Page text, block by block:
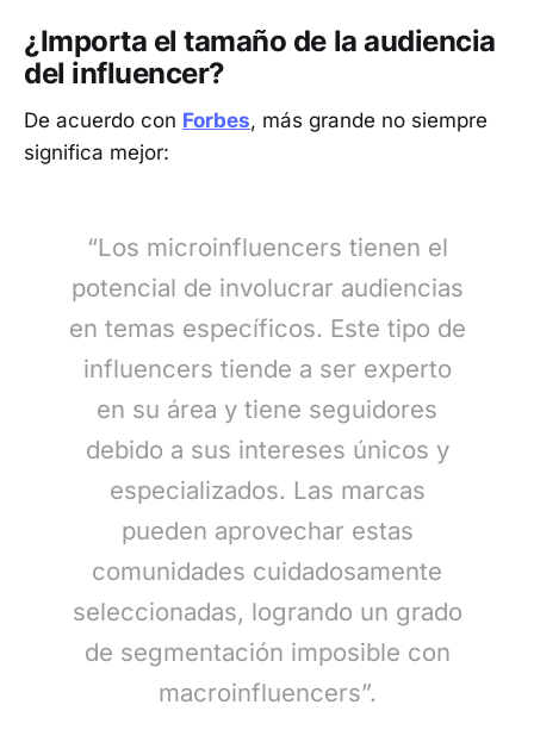
¿Importa el tamaño de la audiencia
del influencer?
De acuerdo con Forbes, más grande no siempre
significa mejor:
“Los microinfluencers tienen el
potencial de involucrar audiencias
en temas específicos. Este tipo de
influencers tiende a ser experto
en su área y tiene seguidores
debido a sus intereses únicos y
especializados. Las marcas
pueden aprovechar estas
comunidades cuidadosamente
seleccionadas, logrando un grado
de segmentación imposible con
macroinfluencers”.